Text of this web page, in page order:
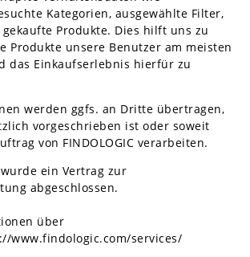
Kategorien, ausgewählte Filter,
Produkte. Dies hilft uns zu
Produkte unsere Benutzer am meisten
das Einkaufserlebnis hierfür zu
werden ggfs. an Dritte übertragen,
vorgeschrieben ist oder soweit
von FINDOLOGIC verarbeiten.
wurde ein Vertrag zur
abgeschlossen.
über
www.findologic.com/services/